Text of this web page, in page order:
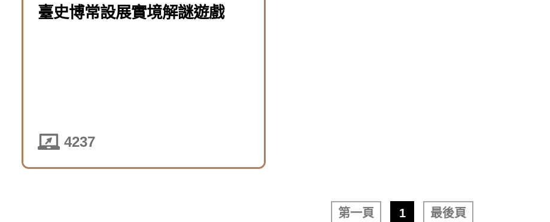
臺史博常設展實境解謎遊戲
4237
第一頁 1 最後頁